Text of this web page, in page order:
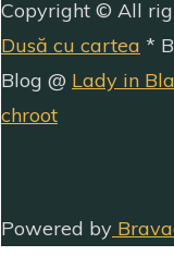
Copyright © All
Dusă cu cartea *
Blog @ Lady in
chroot
Powered by